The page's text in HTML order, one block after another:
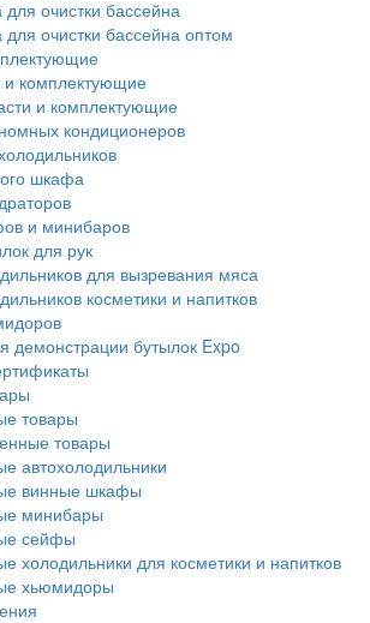
очистки бассейна
для очистки бассейна оптом
и комплектующие
и комплектующие
кондиционеров
шкафа
и минибаров
для рук
для вызревания мяса
косметики и напитков
демонстрации бутылок Expo
товары
товары
автохолодильники
винные шкафы
минибары
сейфы
холодильники для косметики и напитков
хьюмидоры